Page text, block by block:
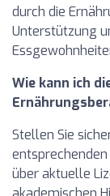
durch die
Unterstützung
Wie kann ich
Stellen Sie
über aktuelle